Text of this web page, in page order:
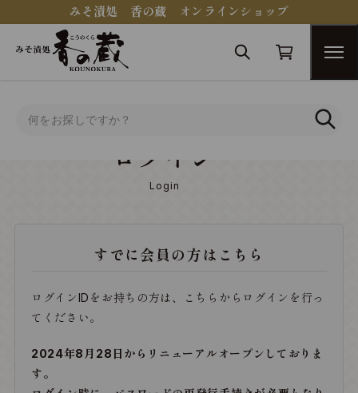
みそ漬処 香の蔵 オンラインショップ
ログイン
Login
すでに会員の方はこちら
ログインIDをお持ちの方は、こちらからログインを行っ
てください。
2024年8月28日からリニューアルオープンしておりま
す。